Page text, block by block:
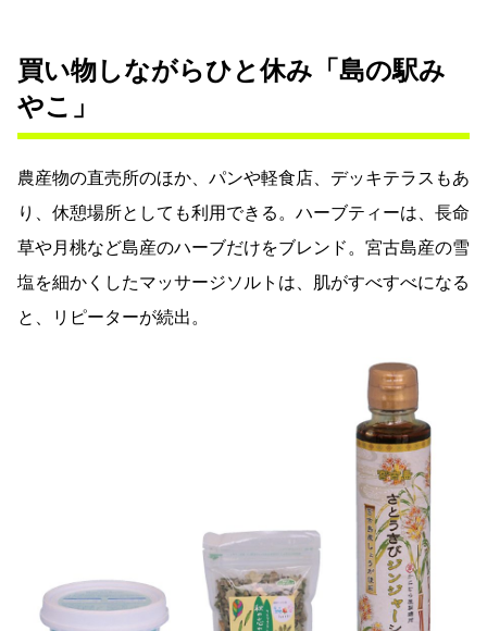
買い物しながらひと休み「島の駅み
やこ」
農産物の直売所のほか、パンや軽食店、デッキテラスもあ
り、休憩場所としても利用できる。ハーブティーは、長命
草や月桃など島産のハーブだけをブレンド。宮古島産の雪
塩を細かくしたマッサージソルトは、肌がすべすべになる
と、リピーターが続出。